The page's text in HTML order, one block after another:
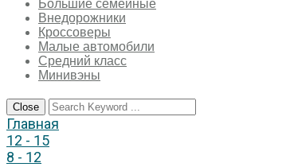
Большие семейные
Внедорожники
Кроссоверы
Малые автомобили
Средний класс
Минивэны
Close
Главная
12 - 15
8 - 12